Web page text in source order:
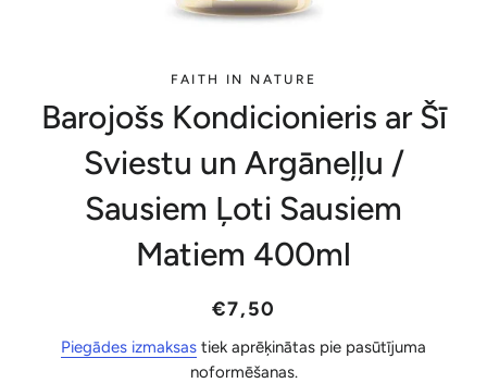
FAITH IN NATURE
Barojošs Kondicionieris ar Šī
Sviestu un Argāneļļu /
Sausiem Ļoti Sausiem
Matiem 400ml
Parastā
Akcijas
€7,50
Piegādes izmaksas tiek aprēķinātas pie pasūtījuma
noformēšanas.